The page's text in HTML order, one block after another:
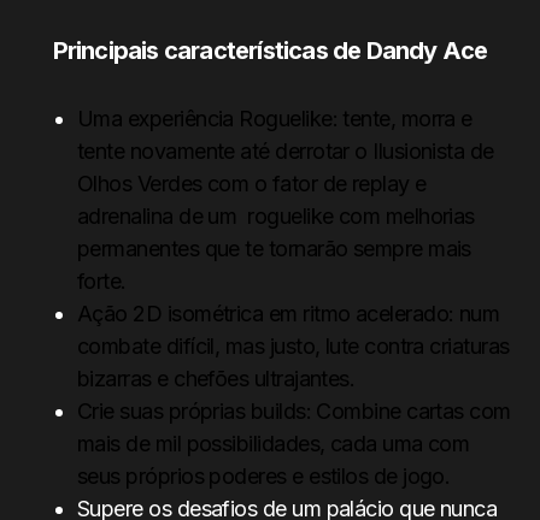
Principais características de Dandy Ace
Uma experiência Roguelike: tente, morra e
tente novamente até derrotar o Ilusionista de
Olhos Verdes com o fator de replay e
adrenalina de um roguelike com melhorias
permanentes que te tornarão sempre mais
forte.
Ação 2D isométrica em ritmo acelerado: num
combate difícil, mas justo, lute contra criaturas
bizarras e chefões ultrajantes.
Crie suas próprias builds: Combine cartas com
mais de mil possibilidades, cada uma com
seus próprios poderes e estilos de jogo.
Supere os desafios de um palácio que nunca